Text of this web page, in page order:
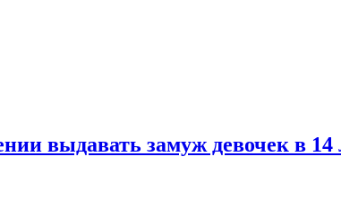
выдавать замуж девочек в 14